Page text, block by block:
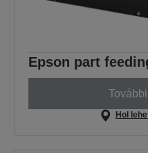
Epson part
Hol